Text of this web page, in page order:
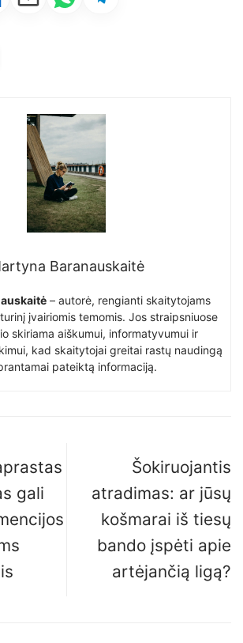
Baranauskaitė
– autorė, rengianti skaitytojams
įvairiomis temomis. Jos straipsniuose
skiriama aiškumui, informatyvumui ir
kad skaitytojai greitai rastų naudingą
pateiktą informaciją.
gali
Šokiruojantis
atradimas: ar jūsų
košmarai iš tiesų
bando įspėti apie
artėjančią ligą?